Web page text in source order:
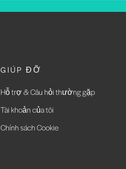
GIÚP ĐỠ
Hỗ trợ & Câu hỏi thường gặp
Tài khoản của tôi
Chính sách Cookie